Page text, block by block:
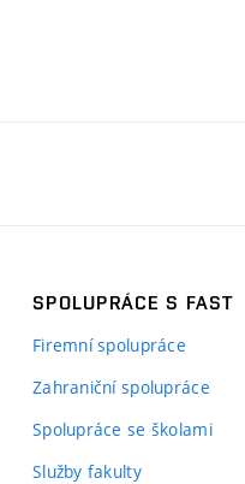
SPOLUPRÁCE S FAST
Firemní spolupráce
Zahraniční spolupráce
Spolupráce se školami
Služby fakulty